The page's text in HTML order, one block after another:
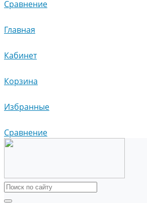
Сравнение
Главная
Кабинет
Корзина
Избранные
Сравнение